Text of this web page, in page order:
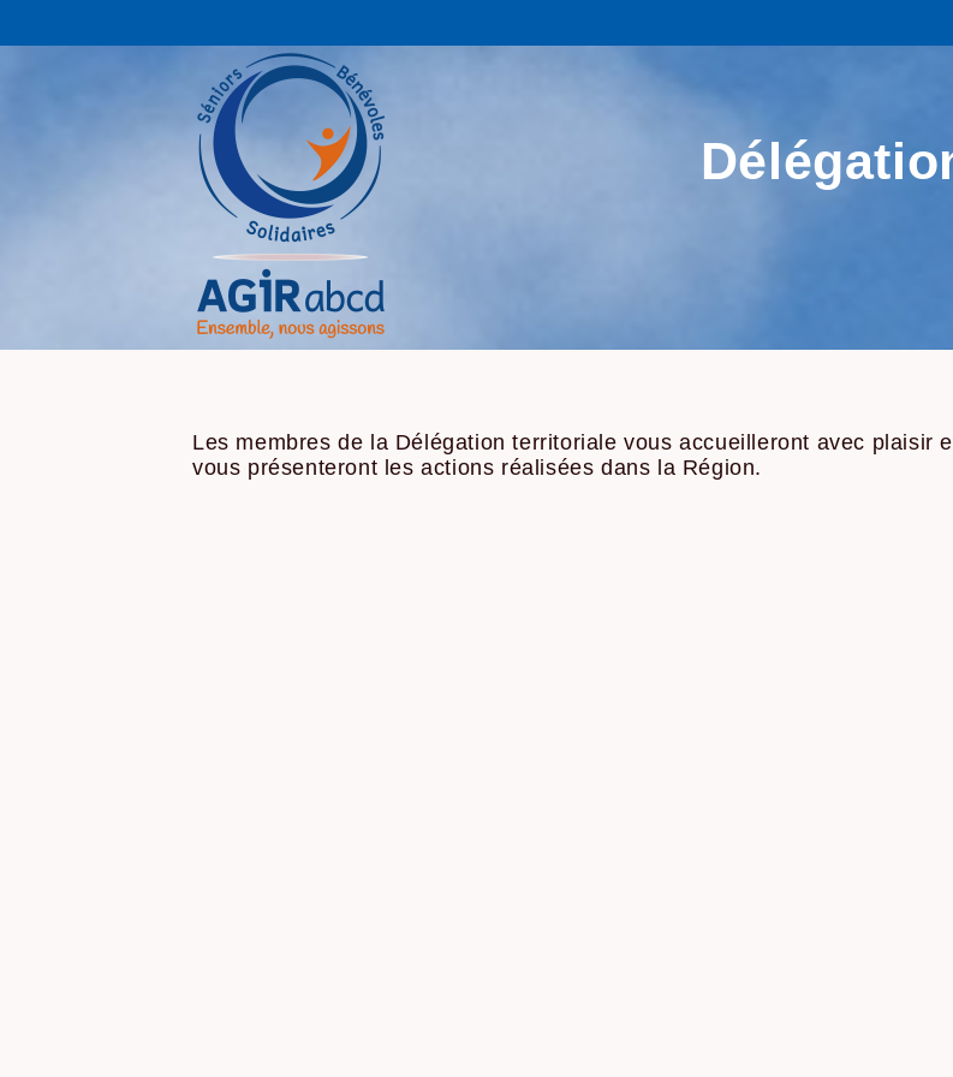
Les membres de la Délégation territoriale vous accueilleront avec plaisir
vous présenteront les actions réalisées dans la Région.